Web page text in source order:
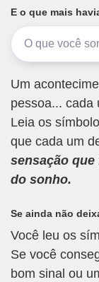
E o que mais
Um
pessoa... cada
Leia os
que cada um
sensação
do sonho.
Se ainda não
Você leu os
Se você
bom sinal ou